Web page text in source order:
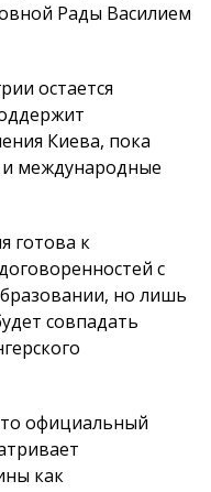
Рады Василием
остается
Киева, пока
международные
готова к
с
но лишь
совпадать
официальный
как